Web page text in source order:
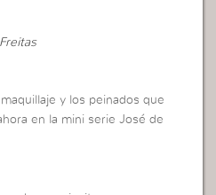
y los peinados que
en la mini serie José de